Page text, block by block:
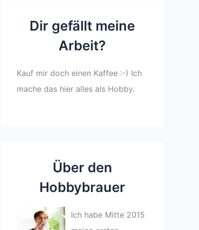
Dir gefällt meine
Arbeit?
Kauf mir doch einen Kaffee :-) Ich
mache das hier alles als Hobby.
Über den
Hobbybrauer
Ich habe Mitte 2015